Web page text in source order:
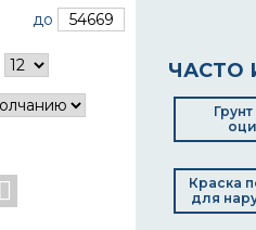
до
ЧАСТО
Краска
для